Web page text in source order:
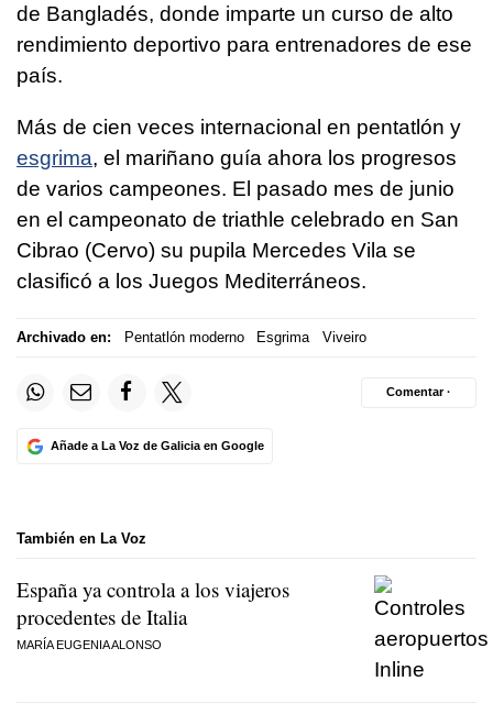
de Bangladés, donde imparte un curso de alto
rendimiento deportivo para entrenadores de ese
país.
Más de cien veces internacional en pentatlón y
esgrima, el mariñano guía ahora los progresos
de varios campeones. El pasado mes de junio
en el campeonato de triathle celebrado en San
Cibrao (Cervo) su pupila Mercedes Vila se
clasificó a los Juegos Mediterráneos.
Archivado en: Pentatlón moderno Esgrima Viveiro
Añade a La Voz de Galicia en Google
Comentar ·
También en La Voz
España ya controla a los viajeros
procedentes de Italia
MARÍA EUGENIA ALONSO